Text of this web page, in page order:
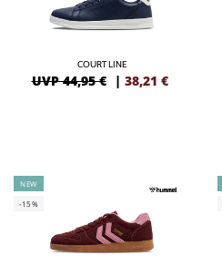
COURT LINE
UVP 44,95 € | 38,21 €
NEW
-15%